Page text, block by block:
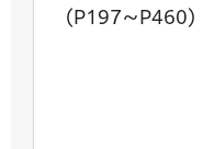
（P197～P460）